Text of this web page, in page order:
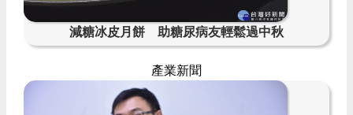
減糖冰皮月餅 助糖尿病友輕鬆過中秋
產業新聞